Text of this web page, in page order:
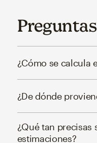
¿Cómo se calcula
¿De dónde
¿Qué tan precisas
estimaciones?